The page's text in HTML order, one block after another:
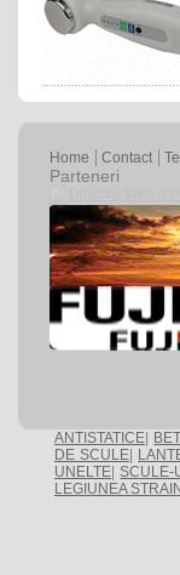
Home
Contact
Parteneri
ANTISTATICE
DE SCULE
UNELTE SCULE-
LEGIUNEA